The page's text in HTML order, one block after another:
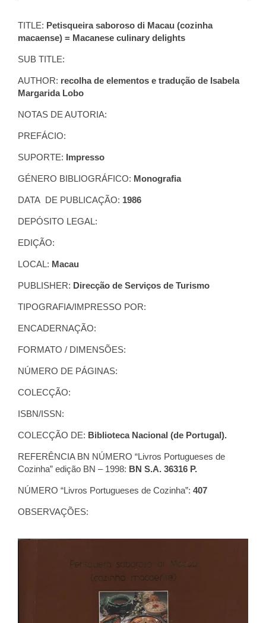
TITLE: Petisqueira saboroso di Macau (cozinha
macaense) = Macanese culinary delights
SUB TITLE:
AUTHOR: recolha de elementos e tradução de Isabela
Margarida Lobo
NOTAS DE AUTORIA:
PREFÁCIO:
SUPORTE: Impresso
GÉNERO BIBLIOGRÁFICO: Monografia
DATA DE PUBLICAÇÃO: 1986
DEPÓSITO LEGAL:
EDIÇÃO:
LOCAL: Macau
PUBLISHER: Direcção de Serviços de Turismo
TIPOGRAFIA/IMPRESSO POR:
ENCADERNAÇÃO:
FORMATO / DIMENSÕES:
NÚMERO DE PÁGINAS:
COLECÇÃO:
ISBN/ISSN:
COLECÇÃO DE: Biblioteca Nacional (de Portugal).
REFERÊNCIA BN NÚMERO “Livros Portugueses de
Cozinha” edição BN – 1998: BN S.A. 36316 P.
NÚMERO “Livros Portugueses de Cozinha”: 407
OBSERVAÇÕES: